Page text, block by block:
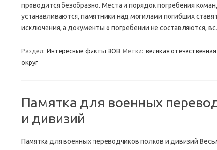
проводится безобразно. Места и порядок погребения
устанавливаются, памятники над могилами погибших
исключения, а документы о погребении не составляются,
Раздел: Интересные факты ВОВ Метки: великая
округ
Памятка для военных
и дивизий
Памятка для военных переводчиков полков и дивизий